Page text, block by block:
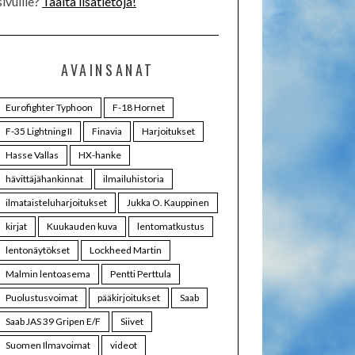
AVAINSANAT
Eurofighter Typhoon
F-18 Hornet
F-35 Lightning II
Finavia
Harjoitukset
Hasse Vallas
HX-hanke
hävittäjähankinnat
ilmailuhistoria
ilmataisteluharjoitukset
Jukka O. Kauppinen
kirjat
Kuukauden kuva
lentomatkustus
lentonäytökset
Lockheed Martin
Malmin lentoasema
Pentti Perttula
Puolustusvoimat
pääkirjoitukset
Saab
Saab JAS 39 Gripen E/F
Siivet
Suomen Ilmavoimat
videot